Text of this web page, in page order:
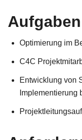
Optimierung im
C4C
Entwicklung von
Implementierung